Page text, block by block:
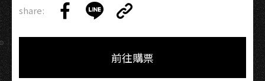
share:
on
on
Link
Copy
前往購票